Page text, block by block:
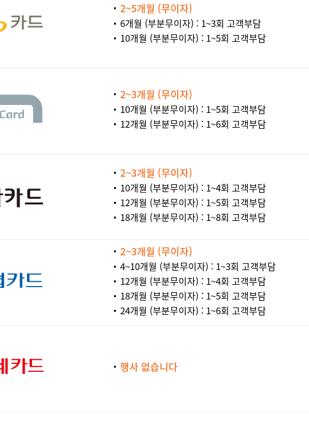
2~5개월 (무이자)
6개월 (부분무이자) : 1~3회 고객부담
10개월 (부분무이자) : 1~5회 고객부담
2~3개월 (무이자)
10개월 (부분무이자) : 1~5회 고객부담
12개월 (부분무이자) : 1~6회 고객부담
2~3개월 (무이자)
10개월 (부분무이자) : 1~4회 고객부담
12개월 (부분무이자) : 1~5회 고객부담
18개월 (부분무이자) : 1~8회 고객부담
2~3개월 (무이자)
4~10개월 (부분무이자) : 1~3회 고객부담
12개월 (부분무이자) : 1~4회 고객부담
18개월 (부분무이자) : 1~5회 고객부담
24개월 (부분무이자) : 1~6회 고객부담
행사 없습니다